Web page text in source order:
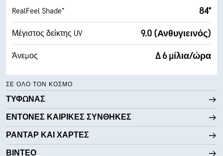
RealFeel Shade™ 84°
Μέγιστος δείκτης UV 9.0 (Ανθυγιεινός)
Άνεμος Δ 6 μίλια/ώρα
ΣΕ ΌΛΟ ΤΟΝ ΚΌΣΜΟ
ΤΥΦΏΝΑΣ
ΈΝΤΟΝΕΣ ΚΑΙΡΙΚΈΣ ΣΥΝΘΉΚΕΣ
ΡΑΝΤΆΡ ΚΑΙ ΧΆΡΤΕΣ
ΒΊΝΤΕΟ